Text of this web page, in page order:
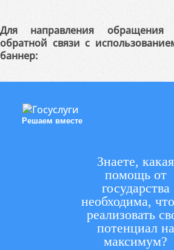
Для направления обращения
обратной связи с
баннер:
Решаем вместе
Знаете, какая
помощь от
государства
необходима,
реализовать
потенциал на
максимум?